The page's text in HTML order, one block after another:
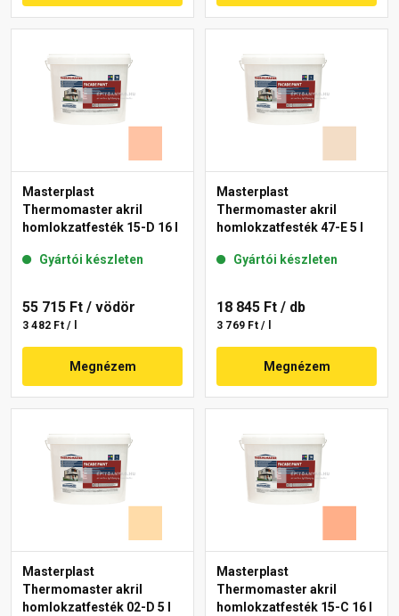
Masterplast
Thermomaster akril
homlokzatfesték 15-D 16 l
Gyártói készleten
55 715 Ft / vödör
3 482 Ft / l
Megnézem
Masterplast
Thermomaster akril
homlokzatfesték 47-E 5 l
Gyártói készleten
18 845 Ft / db
3 769 Ft / l
Megnézem
Masterplast
Thermomaster akril
homlokzatfesték 02-D 5 l
Masterplast
Thermomaster akril
homlokzatfesték 15-C 16 l